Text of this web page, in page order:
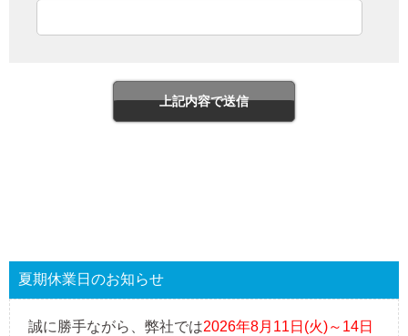
夏期休業日のお知らせ
誠に勝手ながら、弊社では2026年8月11日(火)～14日